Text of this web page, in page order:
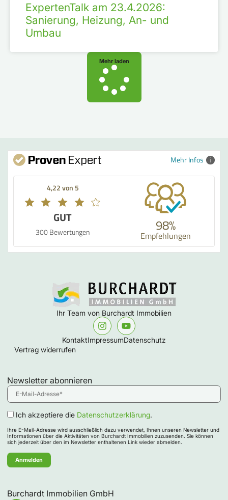
ExpertenTalk am 23.4.2026:
Sanierung, Heizung, An- und
Umbau
Mehr laden
Mehr Infos
4,22 von 5
GUT
300 Bewertungen 98%
Empfehlungen
Ihr Team von Burchardt Immobilien
KontaktImpressumDatenschutz
Vertrag widerrufen
Newsletter abonnieren
Ich akzeptiere die Datenschutzerklärung.
Ihre E-Mail-Adresse wird ausschließlich dazu verwendet, Ihnen unseren Newsletter und
Informationen über die Aktivitäten von Burchardt Immobilien zuzusenden. Sie können
sich jederzeit über den im Newsletter enthaltenen Link wieder abmelden.
Burchardt Immobilien GmbH